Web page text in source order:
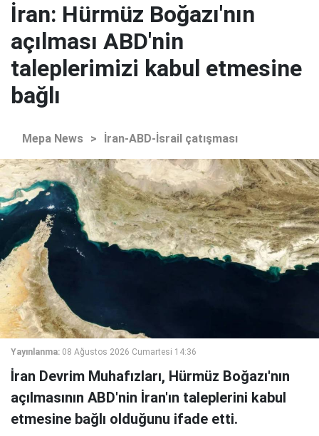
İran: Hürmüz Boğazı'nın
açılması ABD'nin
taleplerimizi kabul etmesine
bağlı
Mepa News > İran-ABD-İsrail çatışması
Yayınlanma: 08 Ağustos 2026 Cumartesi 14:36
İran Devrim Muhafızları, Hürmüz Boğazı'nın
açılmasının ABD'nin İran'ın taleplerini kabul
etmesine bağlı olduğunu ifade etti.